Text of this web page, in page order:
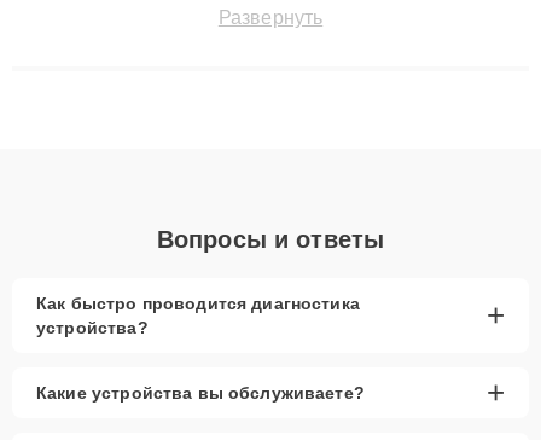
сохранением гарантии до 3 лет. Наши мастера решают
Развернуть
Вопросы и ответы
Как быстро проводится диагностика
устройства?
+
Какие устройства вы обслуживаете? +